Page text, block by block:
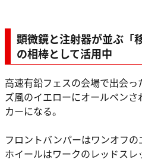
顕微鏡と注射器が並ぶ「
の相棒として活用中
高速有鉛フェスの会場で出会
ズ風のイエローにオールペン
カーになる。
フロントバンパーはワンオフの
ホイールはワークのレッドス